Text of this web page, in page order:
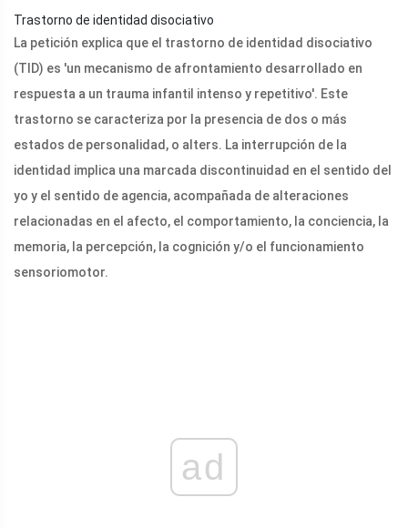
Trastorno de identidad disociativo
La petición explica que el trastorno de identidad disociativo
(TID) es 'un mecanismo de afrontamiento desarrollado en
respuesta a un trauma infantil intenso y repetitivo'. Este
trastorno se caracteriza por la presencia de dos o más
estados de personalidad, o alters. La interrupción de la
identidad implica una marcada discontinuidad en el sentido del
yo y el sentido de agencia, acompañada de alteraciones
relacionadas en el afecto, el comportamiento, la conciencia, la
memoria, la percepción, la cognición y/o el funcionamiento
sensoriomotor.
ad